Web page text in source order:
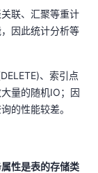
联、汇聚等重计
因此统计分析等
、索引点
量的随机IO；因
的性能较差。
性是表的存储类